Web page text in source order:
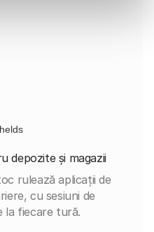
depozite și magazii
rulează aplicații de
cu sesiuni de
la fiecare tură.